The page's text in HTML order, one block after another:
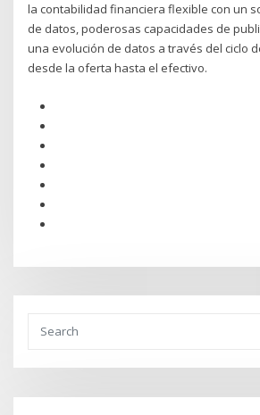
la contabilidad financiera flexible con un
de datos, poderosas capacidades de
una evolución de datos a través del ciclo
desde la oferta hasta el efectivo.